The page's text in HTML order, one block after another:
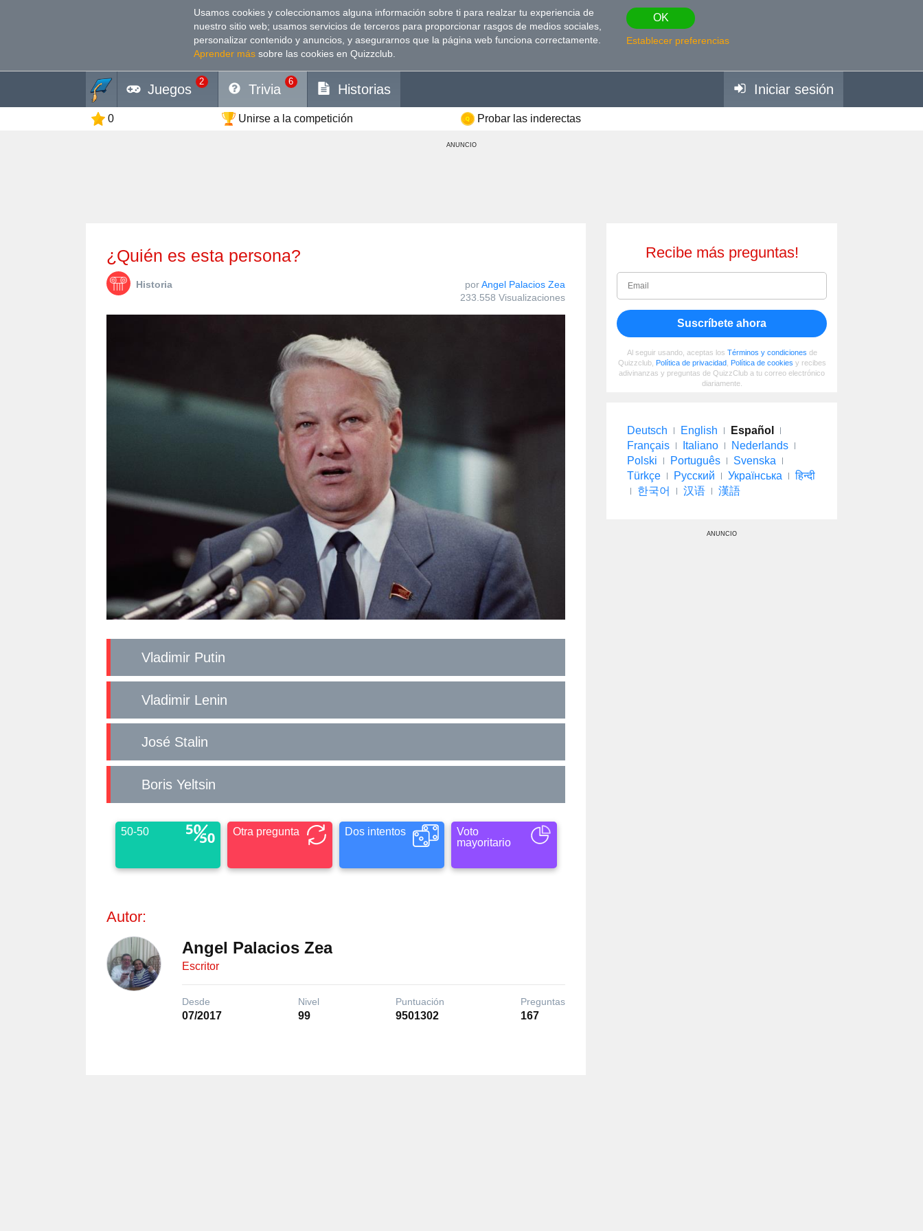
Usamos cookies y coleccionamos alguna información sobre ti para realzar tu experiencia de
nuestro sitio web; usamos servicios de terceros para proporcionar rasgos de medios sociales,
personalizar contenido y anuncios, y asegurarnos que la página web funciona correctamente.
Aprender más sobre las cookies en Quizzclub.
OK
Establecer preferencias
Juegos
2
Trivia
6
Historias Iniciar sesión
0 Unirse a la competición Probar las inderectas
ANUNCIO
¿Quién es esta persona?
Historia porAngel Palacios Zea
233.558 Visualizaciones
Vladimir Putin
Vladimir Lenin
José Stalin
Boris Yeltsin
50-50 Otra pregunta Dos intentos
Voto
mayoritario
Autor:
Angel Palacios Zea
Escritor
Desde
07/2017
Nivel
99
Puntuación
9501302
Preguntas
167
Recibe más preguntas!
Suscríbete ahora
Al seguir usando, aceptas los Términos y condiciones de
Quizzclub, Política de privacidad, Política de cookies y recibes
adivinanzas y preguntas de QuizzClub a tu correo electrónico
diariamente.
Deutsch English
Español
Français
Italiano
Nederlands
Polski
Português
Svenska
Türkçe
Русский Українська
हिन्दी
한국어
汉语 漢語
ANUNCIO